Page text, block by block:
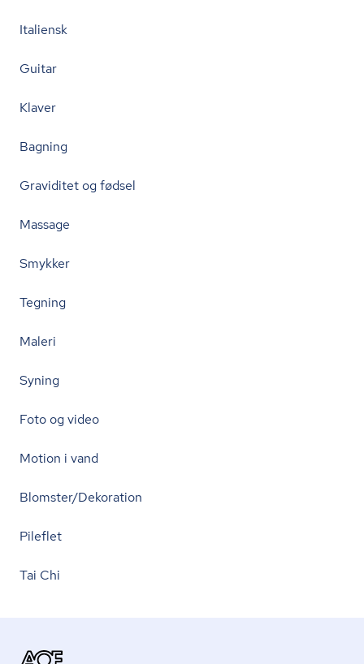
Italiensk
Guitar
Klaver
Bagning
Graviditet og fødsel
Massage
Smykker
Tegning
Maleri
Syning
Foto og video
Motion i vand
Blomster/Dekoration
Pileflet
Tai Chi